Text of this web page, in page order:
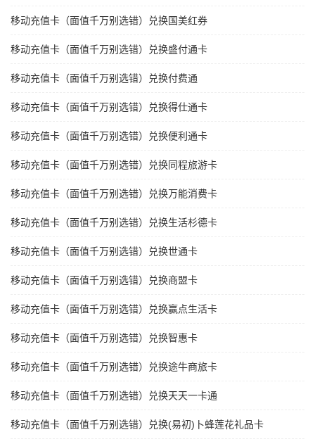
移动充值卡（面值千万别选错）兑换国美红券
移动充值卡（面值千万别选错）兑换盛付通卡
移动充值卡（面值千万别选错）兑换付费通
移动充值卡（面值千万别选错）兑换得仕通卡
移动充值卡（面值千万别选错）兑换便利通卡
移动充值卡（面值千万别选错）兑换同程旅游卡
移动充值卡（面值千万别选错）兑换万能消费卡
移动充值卡（面值千万别选错）兑换生活杉德卡
移动充值卡（面值千万别选错）兑换世通卡
移动充值卡（面值千万别选错）兑换商盟卡
移动充值卡（面值千万别选错）兑换赢点生活卡
移动充值卡（面值千万别选错）兑换智惠卡
移动充值卡（面值千万别选错）兑换途牛商旅卡
移动充值卡（面值千万别选错）兑换天天一卡通
移动充值卡（面值千万别选错）兑换(易初)卜蜂莲花礼品卡